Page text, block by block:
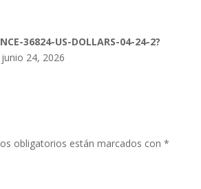
36824-US-DOLLARS-04-24-2?
junio 24, 2026
obligatorios están marcados con*